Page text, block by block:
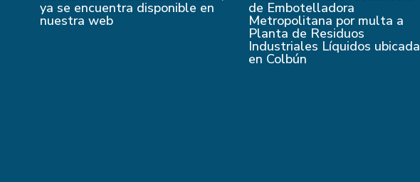
ya se encuentra disponible en
nuestra web
de Embotelladora
Metropolitana por multa a
Planta de Residuos
Industriales Líquidos ubicada
en Colbún